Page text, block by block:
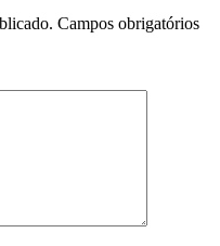
Campos obrigatórios